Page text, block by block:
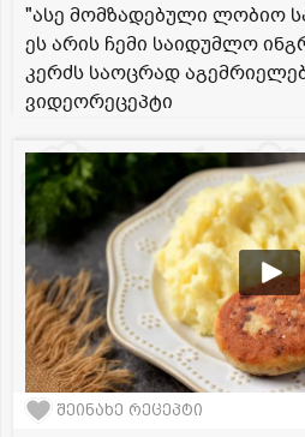
"ასე მომზადებული ლობიო
ეს არის ჩემი საიდუმლო
კერძს საოცრად
ვიდეორეცეპტი
შეინახე რეცეპტი